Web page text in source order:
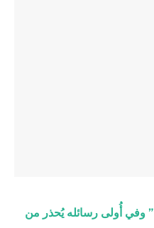
نظام “FR-ALERT” وفي أُولى رسائله يُحذر من